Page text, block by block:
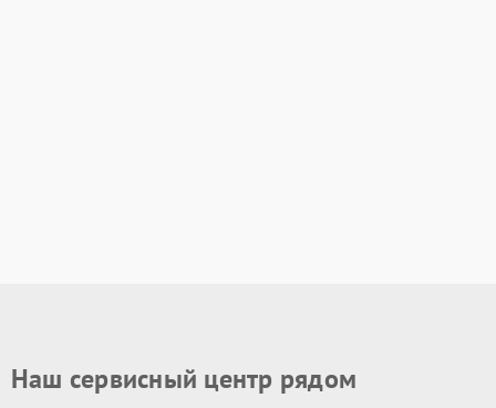
Наш сервисный центр рядом